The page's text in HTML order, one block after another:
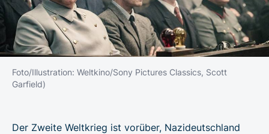
Foto/Illustration: Weltkino/Sony Pictures Classics, Scott
Garfield)
Der Zweite Weltkrieg ist vorüber, Nazideutschland